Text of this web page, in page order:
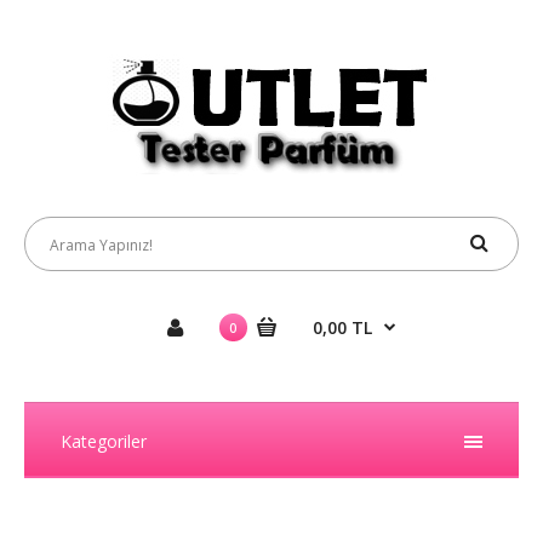
0 0,00 TL
Kategoriler